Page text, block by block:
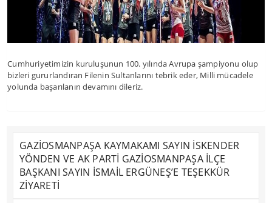
Cumhuriyetimizin kuruluşunun 100. yılında Avrupa şampiyonu olup
bizleri gururlandıran Filenin Sultanlarını tebrik eder, Milli mücadele
yolunda başarılanın devamını dileriz.
GAZİOSMANPAŞA KAYMAKAMI SAYIN İSKENDER
YÖNDEN VE AK PARTİ GAZİOSMANPAŞA İLÇE
BAŞKANI SAYIN İSMAİL ERGÜNEŞ’E TEŞEKKÜR
ZİYARETİ